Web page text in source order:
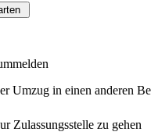
Umzug in einen anderen
Zulassungsstelle zu gehen